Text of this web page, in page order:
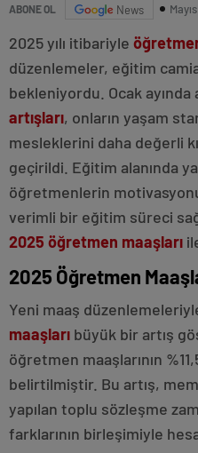
ABONE OL News
2025 yılı itibariyle
düzenlemeler, eğitim
bekleniyordu. Ocak ayında
artışları, onların yaşam
mesleklerini daha değerli
geçirildi. Eğitim alanında
öğretmenlerin
verimli bir eğitim süreci
2025 öğretmen maaşları
freespin
veren
siteler
escort
Ankara
masaj
yapan
escort
eve
2025 Öğretmen
Yeni maaş
maaşları büyük bir artış
öğretmen maaşlarının
belirtilmiştir. Bu artış,
yapılan toplu sözleşme
farklarının birleşimiyle